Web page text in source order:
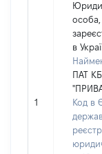
1
особа,
в
ПАТ КБ
Код в